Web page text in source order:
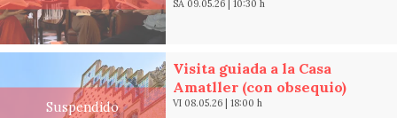
SA 09.05.26| 10:30 h
Suspendido
Visita guiada a la Casa
Amatller (con obsequio)
VI 08.05.26| 18:00 h